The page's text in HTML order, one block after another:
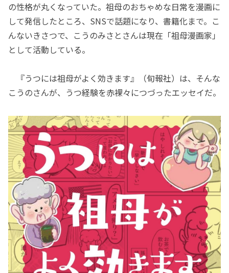
の性格が丸くなっていた。祖母のおちゃめな日常を漫画に
して発信したところ、SNSで話題になり、書籍化まで。こ
んないきさつで、こうのみさとさんは現在「祖母漫画家」
として活動している。
『うつには祖母がよく効きます』（旬報社）は、そんな
こうのさんが、うつ経験を赤裸々につづったエッセイだ。